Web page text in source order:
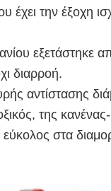
έχει την έξοχη
εξετάστηκε
διαρροή.
αντίστασης
της
στα